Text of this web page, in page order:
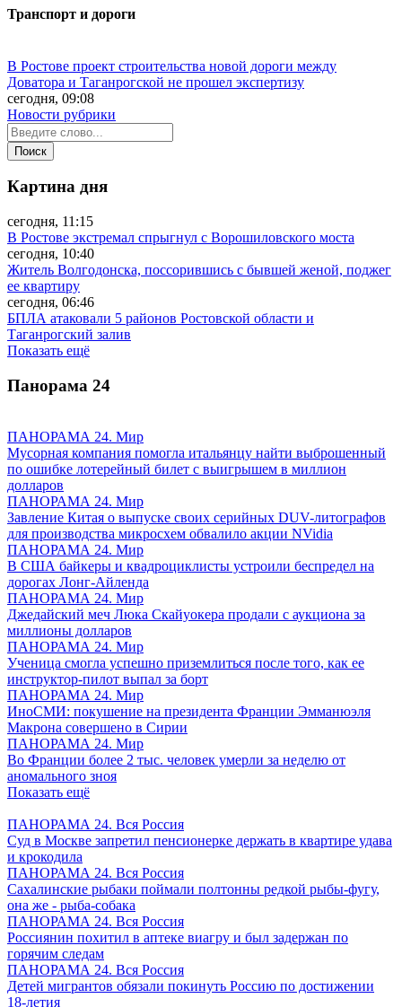
Транспорт и дороги
В Ростове проект строительства новой дороги между
Доватора и Таганрогской не прошел экспертизу
сегодня, 09:08
Новости рубрики
Картина дня
сегодня, 11:15
В Ростове экстремал спрыгнул с Ворошиловского моста
сегодня, 10:40
Житель Волгодонска, поссорившись с бывшей женой, поджег
ее квартиру
сегодня, 06:46
БПЛА атаковали 5 районов Ростовской области и
Таганрогский залив
Показать ещё
Панорама 24
ПАНОРАМА 24. Мир
Мусорная компания помогла итальянцу найти выброшенный
по ошибке лотерейный билет с выигрышем в миллион
долларов
ПАНОРАМА 24. Мир
Завление Китая о выпуске своих серийных DUV-литографов
для производства микросхем обвалило акции NVidia
ПАНОРАМА 24. Мир
В США байкеры и квадроциклисты устроили беспредел на
дорогах Лонг-Айленда
ПАНОРАМА 24. Мир
Джедайский меч Люка Скайуокера продали с аукциона за
миллионы долларов
ПАНОРАМА 24. Мир
Ученица смогла успешно приземлиться после того, как ее
инструктор-пилот выпал за борт
ПАНОРАМА 24. Мир
ИноСМИ: покушение на президента Франции Эмманюэля
Макрона совершено в Сирии
ПАНОРАМА 24. Мир
Во Франции более 2 тыс. человек умерли за неделю от
аномального зноя
Показать ещё
ПАНОРАМА 24. Вся Россия
Суд в Москве запретил пенсионерке держать в квартире удава
и крокодила
ПАНОРАМА 24. Вся Россия
Сахалинские рыбаки поймали полтонны редкой рыбы-фугу,
она же - рыба-собака
ПАНОРАМА 24. Вся Россия
Россиянин похитил в аптеке виагру и был задержан по
горячим следам
ПАНОРАМА 24. Вся Россия
Детей мигрантов обязали покинуть Россию по достижении
18-летия